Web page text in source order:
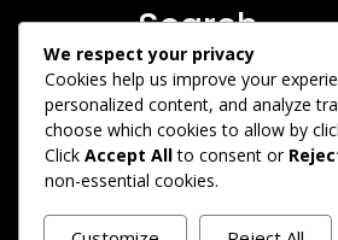
Search
Search
We respect your privacy
Cookies help us improve your
personalized content, and analyze
choose which cookies to allow by
Click Accept Allto consent or
non-essential cookies.